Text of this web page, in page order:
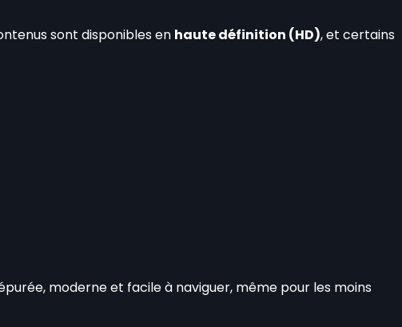
sont disponibles en haute définition (HD), et certains
moderne et facile à naviguer, même pour les moins